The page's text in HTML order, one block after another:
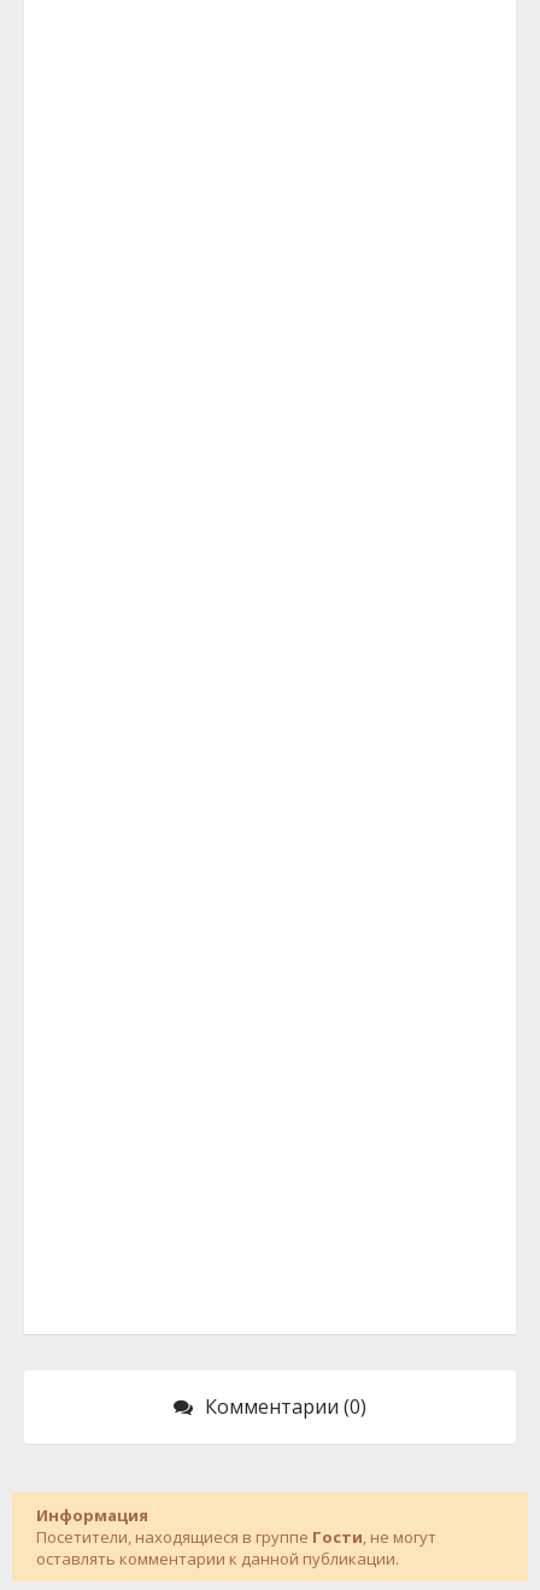
Комментарии (0)
Информация
Посетители, находящиеся в группе Гости, не могут
оставлять комментарии к данной публикации.